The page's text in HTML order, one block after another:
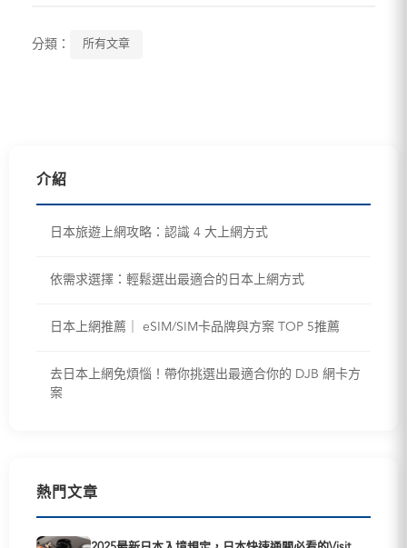
分類： 所有文章
介紹
日本旅遊上網攻略：認識 4 大上網方式
依需求選擇：輕鬆選出最適合的日本上網方式
日本上網推薦｜ eSIM/SIM卡品牌與方案 TOP 5推薦
去日本上網免煩惱！帶你挑選出最適合你的 DJB 網卡方
案
熱門文章